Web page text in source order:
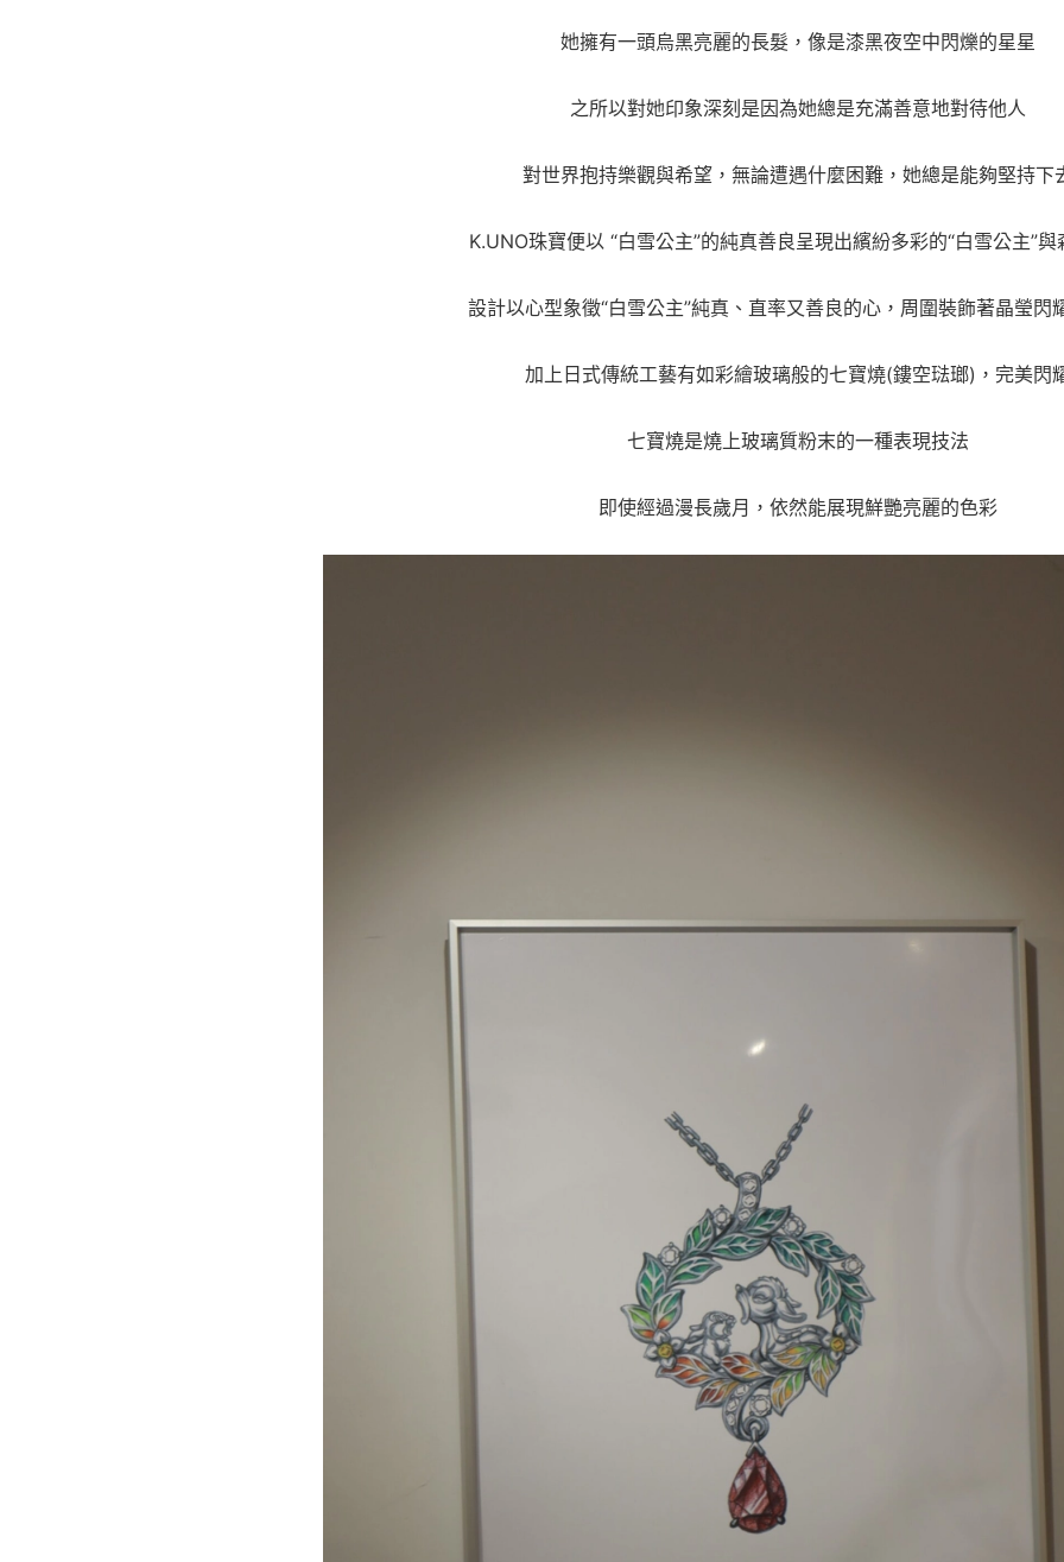
她擁有一頭烏黑亮麗的長髮，像是漆黑夜空中閃爍的星星
之所以對她印象深刻是因為她總是充滿善意地對待他人
對世界抱持樂觀與希望，無論遭遇什麼困難，她總是能夠堅持下
K.UNO珠寶便以 “白雪公主”的純真善良呈現出繽紛多彩的“白雪公主”與
設計以心型象徵“白雪公主”純真、直率又善良的心，周圍裝飾著晶瑩閃
加上日式傳統工藝有如彩繪玻璃般的七寶燒(鏤空琺瑯)，完美閃
七寶燒是燒上玻璃質粉末的一種表現技法
即使經過漫長歲月，依然能展現鮮艷亮麗的色彩